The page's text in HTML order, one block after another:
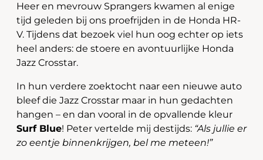
Heer en mevrouw Sprangers kwamen al enige
tijd geleden bij ons proefrijden in de Honda HR-
V. Tijdens dat bezoek viel hun oog echter op iets
heel anders: de stoere en avontuurlijke Honda
Jazz Crosstar.
In hun verdere zoektocht naar een nieuwe auto
bleef die Jazz Crosstar maar in hun gedachten
hangen – en dan vooral in de opvallende kleur
Surf Blue! Peter vertelde mij destijds: “Als jullie er
zo eentje binnenkrijgen, bel me meteen!”